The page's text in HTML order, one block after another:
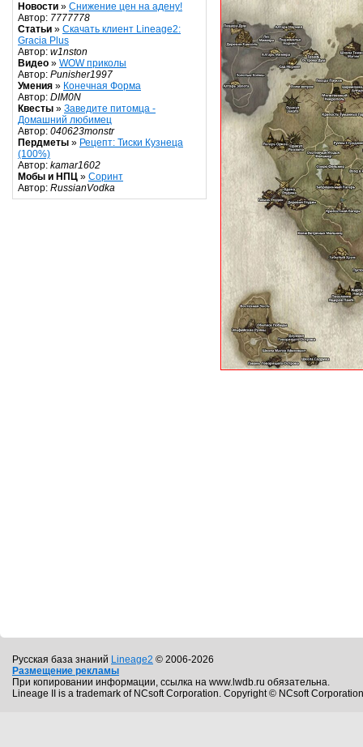
Новости » Снижение цен на адену!
Автор: 7777778
Статьи » Скачать клиент Lineage2:
Gracia Plus
Автор: w1nston
Видео » WOW приколы
Автор: Punisher1997
Умения » Конечная Форма
Автор: DIM0N
Квесты » Заведите питомца -
Домашний любимец
Автор: 040623monstr
Пердметы » Рецепт: Тиски Кузнеца
(100%)
Автор: kamar1602
Мобы и НПЦ » Соринт
Автор: RussianVodka
Русская база знаний Lineage2 © 2006-2026
Размещение рекламы
При копировании информации, ссылка на www.lwdb.ru обязательна.
Lineage II is a trademark of NCsoft Corporation. Copyright © NCsoft